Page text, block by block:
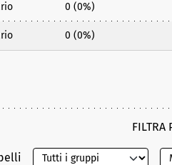
0 (0%)
0 (0%)
FILTRA